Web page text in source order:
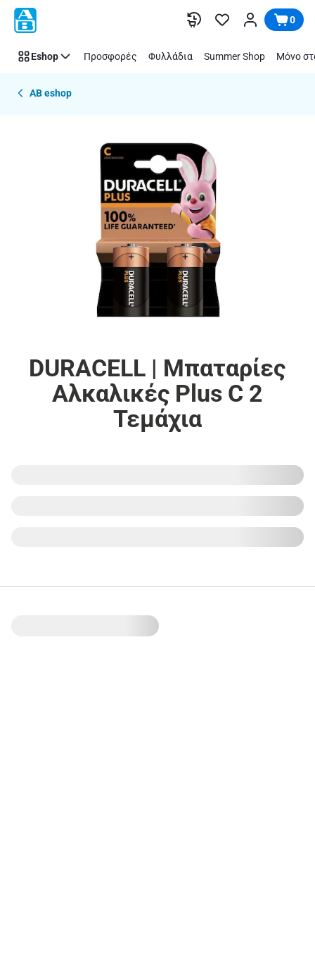
Παράλειψη 0
Eshop Προσφορές Φυλλάδια Summer Shop Μόνο
AB eshop
DURACELL | Μπαταρίες
Αλκαλικές Plus C 2
Τεμάχια